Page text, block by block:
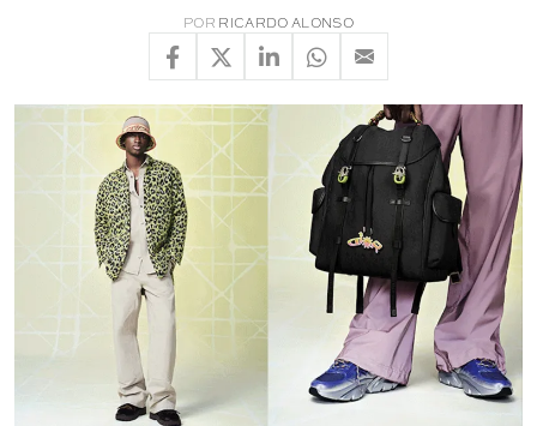
POR RICARDO ALONSO